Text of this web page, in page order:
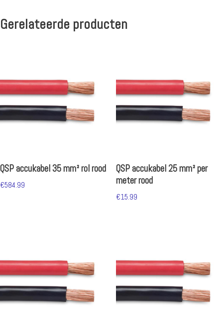
Gerelateerde producten
QSP accukabel 35 mm² rol rood
€584.99
QSP accukabel 25 mm² per
meter rood
€15.99